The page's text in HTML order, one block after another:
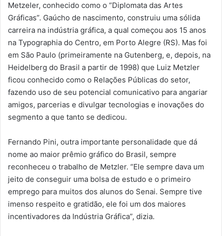
Metzeler, conhecido como o “Diplomata das Artes
Gráficas”. Gaúcho de nascimento, construiu uma sólida
carreira na indústria gráfica, a qual começou aos 15 anos
na Typographia do Centro, em Porto Alegre (RS). Mas foi
em São Paulo (primeiramente na Gutenberg, e, depois, na
Heidelberg do Brasil a partir de 1998) que Luiz Metzler
ficou conhecido como o Relações Públicas do setor,
fazendo uso de seu potencial comunicativo para angariar
amigos, parcerias e divulgar tecnologias e inovações do
segmento a que tanto se dedicou.
Fernando Pini, outra importante personalidade que dá
nome ao maior prêmio gráfico do Brasil, sempre
reconheceu o trabalho de Metzler. “Ele sempre dava um
jeito de conseguir uma bolsa de estudo e o primeiro
emprego para muitos dos alunos do Senai. Sempre tive
imenso respeito e gratidão, ele foi um dos maiores
incentivadores da Indústria Gráfica”, dizia.